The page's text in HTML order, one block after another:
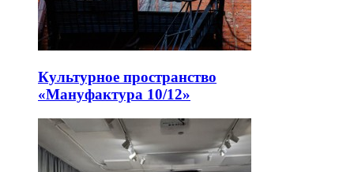
Культурное пространство
«Мануфактура 10/12»